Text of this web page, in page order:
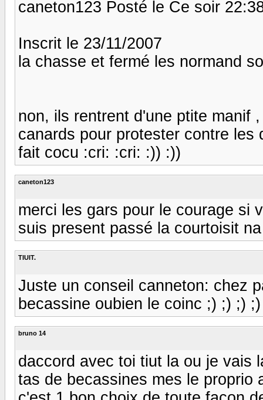
caneton123 Posté le Ce soir
Inscrit le 23/11/2007
la chasse et fermé les normand
non, ils rentrent d'une ptite manif
canards pour protester contre
fait cocu :cri: :cri: :)) :))
caneton123
merci les gars pour le courage si
suis present passé la courtoisit
TIUIT.
Juste un conseil canneton: chez
becassine oubien le coinc ;) ;) ;) ;)
bruno 14
daccord avec toi tiut la ou je vais
tas de becassines mes le proprio